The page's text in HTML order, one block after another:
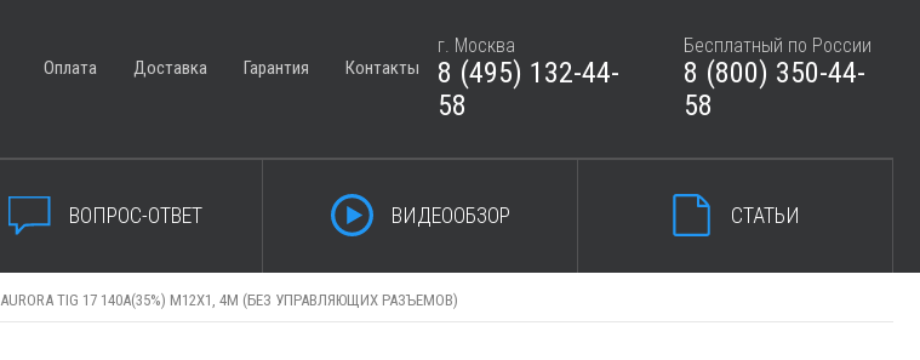
Оплата Доставка Гарантия Контакты
г. Москва
8 (495) 132-44-
58
Бесплатный по России
8 (800) 350-44-
58
ВОПРОС-ОТВЕТ ВИДЕООБЗОР СТАТЬИ
AURORA TIG 17 140A(35%) M12X1, 4M (БЕЗ УПРАВЛЯЮЩИХ РАЗЪЕМОВ)
ЗАКРЫТЬ КОРЗИНУ